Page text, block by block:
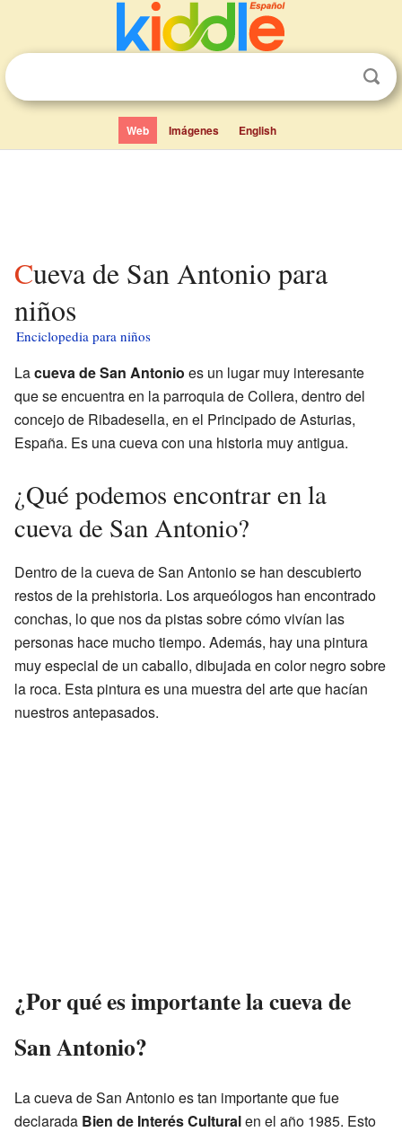
Web Imágenes English
Cueva de San Antonio para
niños
Enciclopedia para niños
Lacueva de San Antonio es un lugar muy interesante
que se encuentra en la parroquia de Collera, dentro del
concejo de Ribadesella, en el Principado de Asturias,
España. Es una cueva con una historia muy antigua.
¿Qué podemos encontrar en la
cueva de San Antonio?
Dentro de la cueva de San Antonio se han descubierto
restos de la prehistoria. Los arqueólogos han encontrado
conchas, lo que nos da pistas sobre cómo vivían las
personas hace mucho tiempo. Además, hay una pintura
muy especial de un caballo, dibujada en color negro sobre
la roca. Esta pintura es una muestra del arte que hacían
nuestros antepasados.
¿Por qué es importante la cueva de
San Antonio?
La cueva de San Antonio es tan importante que fue
declarada Bien de Interés Culturalen el año 1985. Esto